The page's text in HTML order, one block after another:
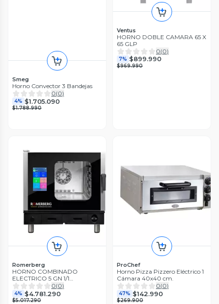
Smeg
Horno Convector 3 Bandejas
0(0)
4% $1.705.090
$1.788.990
Ventus
HORNO DOBLE CAMARA 65 X
65 GLP
0(0)
7% $899.990
$969.990
Romerberg
HORNO COMBINADO
ELECTRICO 5 GN 1/1
ROMERBERG0(0)
4% $4.781.290
$5.017.290
ProChef
Horno Pizza Pizzero Eléctrico 1
Cámara 40x40 cm.
0(0)
47% $142.990
$269.900